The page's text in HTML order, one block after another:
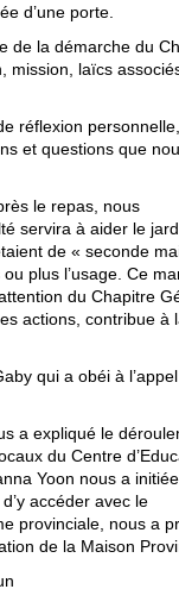
d’une porte.
de la démarche du
mission, laïcs
réflexion
et questions que
le repas, nous
servira à aider le
de « seconde
plus l’usage. Ce
du Chapitre
actions, contribue à
qui a obéi à
a expliqué le
du Centre
Yoon nous a
accéder avec le
provinciale, nous a
de la Maison